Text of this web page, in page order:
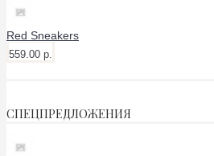
Red Sneakers
559.00 р.
СПЕЦПРЕДЛОЖЕНИЯ